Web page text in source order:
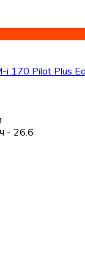
i 170 Pilot Plus
- 26.6